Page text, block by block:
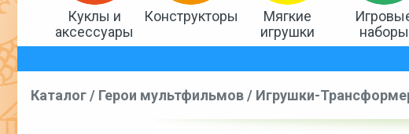
Куклы и
аксессуары
Конструкторы
Мягкие
игрушки
наборы
Каталог / Герои мультфильмов / Игрушки-